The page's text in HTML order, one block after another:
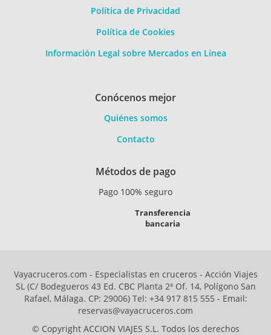
Política de Privacidad
Política de Cookies
Información Legal sobre Mercados en Línea
Conócenos mejor
Quiénes somos
Contacto
Métodos de pago
Pago 100% seguro
Transferencia
bancaria
Vayacruceros.com - Especialistas en cruceros - Acción Viajes
SL (C/ Bodegueros 43 Ed. CBC Planta 2ª Of. 14, Polígono San
Rafael, Málaga. CP: 29006) Tel: +34 917 815 555 - Email:
reservas@vayacruceros.com
© Copyright ACCION VIAJES S.L. Todos los derechos